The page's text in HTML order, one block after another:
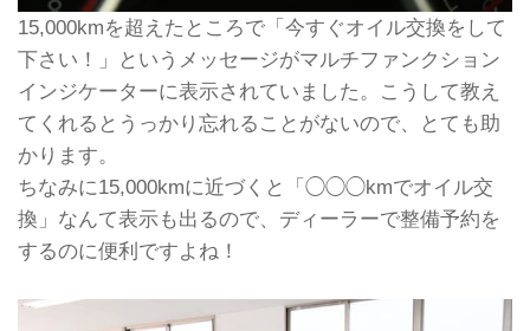
15,000kmを超えたところで「今すぐオイル交換をして
下さい！」というメッセージがマルチファンクション
インジケーターに表示されていました。こうして教え
てくれるとうっかり忘れることがないので、とても助
かります。
ちなみに15,000kmに近づくと「◯◯◯kmでオイル交
換」なんて表示も出るので、ディーラーで整備予約を
するのに便利ですよね！